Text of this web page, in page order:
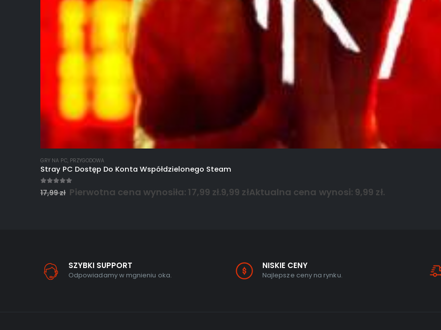
GRY NA PC, PRZYGODOWA
Stray PC Dostęp Do Konta Współdzielonego Steam
out of 5
17,99zł Pierwotna cena wynosiła: 17,99 zł.9,99 złAktualna cena wynosi: 9,99 zł.
SZYBKI SUPPORT
Odpowiadamy w mgnieniu oka.
NISKIE CENY
Najlepsze ceny na rynku.